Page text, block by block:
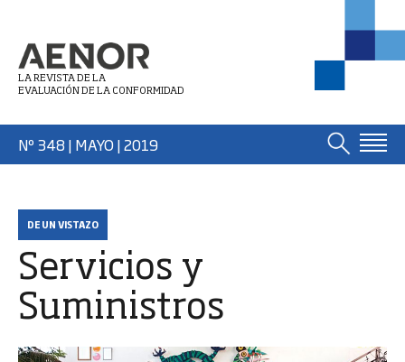
LA REVISTA DE LA
EVALUACIÓN DE LA CONFORMIDAD
Nº 348 | MAYO| 2019
DE UN VISTAZO
Servicios y
Suministros